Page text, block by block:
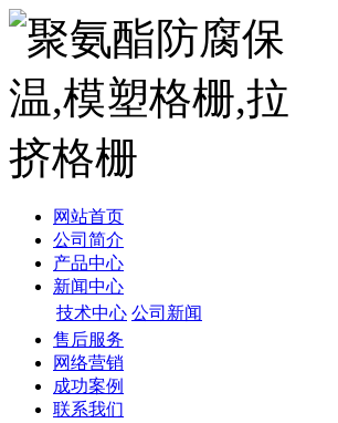
网站首页
公司简介
产品中心
新闻中心
技术中心 公司新闻
售后服务
网络营销
成功案例
联系我们